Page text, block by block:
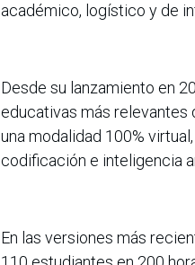
académico, logístico y de
Desde su lanzamiento en
educativas más relevantes
una modalidad 100%
codificación e inteligencia
En las versiones más